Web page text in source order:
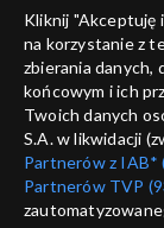
Kliknij "Akceptuję
na korzystanie z
zbierania danych,
końcowym i ich
Twoich danych
S.A. w likwidacji
Partnerów z IAB*
Partnerów TVP